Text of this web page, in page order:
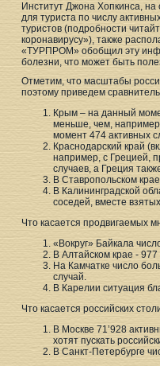
Институт Джона Хопкинса, на
для туриста по числу
туристов (подробности
коронавирусу»), также
«ТУРПРОМ» обобщил эту
болезни, что может быть
Отметим, что масштабы
поэтому приведем
Крым – на данный
меньше, чем,
момент 474 активных
Краснодарский край
например, с Грецией,
случаев, а Греция
В Ставропольском
В Калининградской
соседей, вместе
Что касается продвигаемых
«Вокруг» Байкала
В Алтайском крае -
На Камчатке число
случай.
В Карелии ситуация
Что касается российских
В Москве 71’928
хотят пускать
В Санкт-Петербурге